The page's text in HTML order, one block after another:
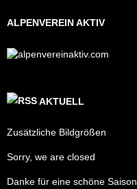
ALPENVEREIN AKTIV
AKTUELL
Zusätzliche Bildgrößen
Sorry, we are closed
Danke für eine schöne Saison